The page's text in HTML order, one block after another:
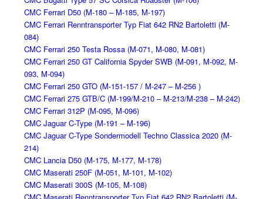
CMC Ferrari D50 (M-180 – M-185, M-197)
CMC Ferrari Renntransporter Typ Fiat 642 RN2 Bartoletti (M-
084)
CMC Ferrari 250 Testa Rossa (M-071, M-080, M-081)
CMC Ferrari 250 GT California Spyder SWB (M-091, M-092, M-
093, M-094)
CMC Ferrari 250 GTO (M-151-157 / M-247 – M-256 )
CMC Ferrari 275 GTB/C (M-199/M-210 – M-213/M-238 – M-242)
CMC Ferrari 312P (M-095, M-096)
CMC Jaguar C-Type (M-191 – M-196)
CMC Jaguar C-Type Sondermodell Techno Classica 2020 (M-
214)
CMC Lancia D50 (M-175, M-177, M-178)
CMC Maserati 250F (M-051, M-101, M-102)
CMC Maserati 300S (M-105, M-108)